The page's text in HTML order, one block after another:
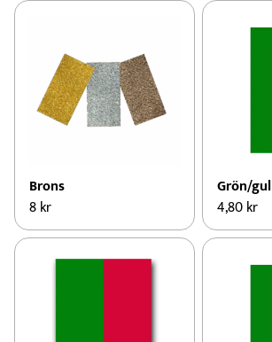
Brons
8kr
Grön/gul
4,80kr